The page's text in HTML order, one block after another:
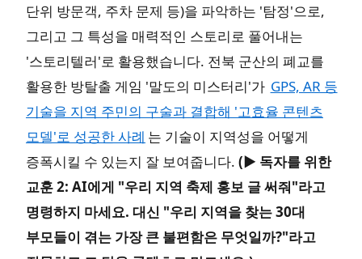
단위 방문객, 주차 문제 등)을 파악하는 '탐정'으로,
그리고 그 특성을 매력적인 스토리로 풀어내는
'스토리텔러'로 활용했습니다. 전북 군산의 폐교를
활용한 방탈출 게임 '말도의 미스터리'가 GPS, AR 등
기술을 지역 주민의 구술과 결합해 '고효율 콘텐츠
모델'로 성공한 사례 는 기술이 지역성을 어떻게
증폭시킬 수 있는지 잘 보여줍니다. (▶︎ 독자를 위한
교훈 2: AI에게 "우리 지역 축제 홍보 글 써줘"라고
명령하지 마세요. 대신 "우리 지역을 찾는 30대
부모들이 겪는 가장 큰 불편함은 무엇일까?"라고